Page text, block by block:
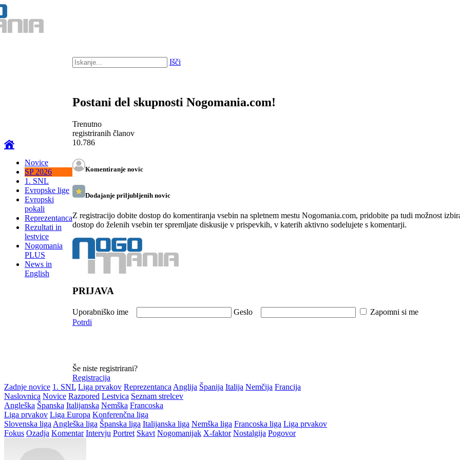
Novice
SP 2026
1. SNL
Evropske lige
Evropski
pokali
Reprezentanca
Rezultati in
lestvice
Nogomania
PLUS
News in
English
Išči
Postani del skupnosti Nogomania.com!
Trenutno
registriranih članov
10.786
Komentiranje novic
Dodajanje priljubljenih novic
Z registracijo dobite dostop do komentiranja vsebin na spletnem mestu Nogomania.com, pridobite pa tudi možnost
dostop do želenih vsebin ter spremljate diskusije v prispevkih, v katerih aktivno sodelujete s komentarji.
PRIJAVA
Uporabniško ime Geslo Zapomni si me
Potrdi
Še niste registrirani?
Registracija
Zadnje novice 1. SNL Liga prvakov Reprezentanca Anglija Španija Italija Nemčija Francija
Naslovnica Novice Razpored Lestvica Seznam strelcev
Angleška Španska Italijanska Nemška Francoska
Liga prvakov Liga Europa Konferenčna liga
Slovenska liga Angleška liga Španska liga Italijanska liga Nemška liga Francoska liga Liga prvakov
Fokus Ozadja Komentar Intervju Portret Skavt Nogomanijak X-faktor Nostalgija Pogovor